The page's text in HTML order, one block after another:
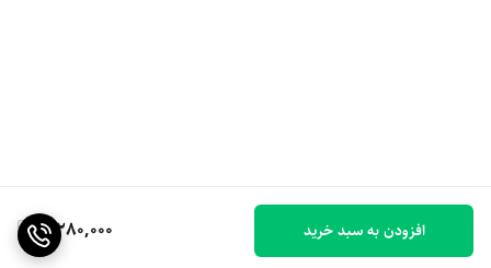
3,280,000 افزودن به سبد خرید